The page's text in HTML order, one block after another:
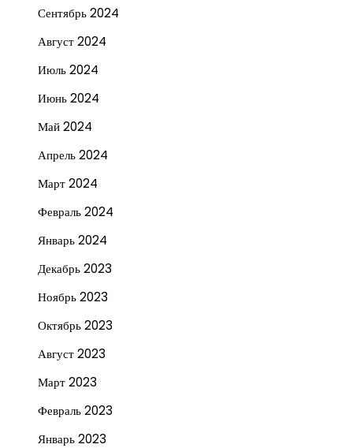
Сентябрь 2024
Август 2024
Июль 2024
Июнь 2024
Май 2024
Апрель 2024
Март 2024
Февраль 2024
Январь 2024
Декабрь 2023
Ноябрь 2023
Октябрь 2023
Август 2023
Март 2023
Февраль 2023
Январь 2023